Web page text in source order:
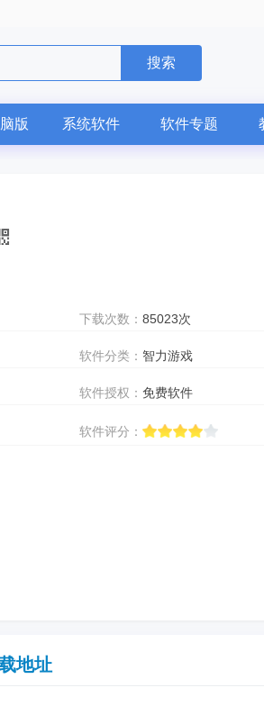
搜索
版 系统软件 软件专题
下载次数： 85023次
软件分类： 智力游戏
软件授权： 免费软件
软件评分：
地址